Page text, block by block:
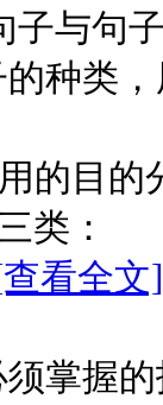
子与句
种类
目的
类：
看全文]
掌握